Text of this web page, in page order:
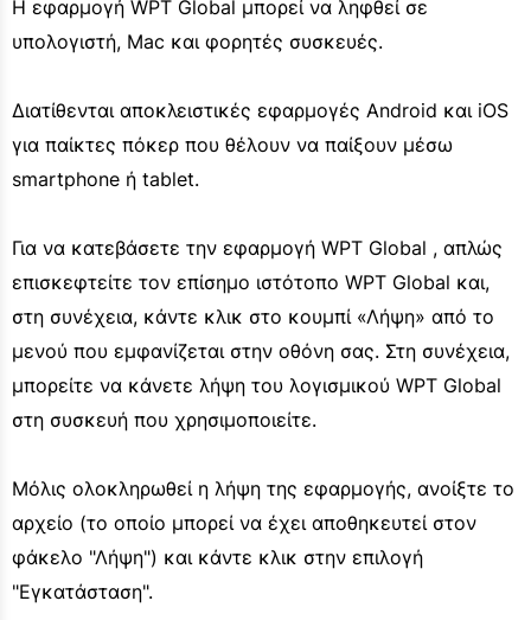
Η εφαρμογή WPT Global μπορεί να ληφθεί σε
υπολογιστή, Mac και φορητές συσκευές.
Διατίθενται αποκλειστικές εφαρμογές Android και iOS
για παίκτες πόκερ που θέλουν να παίξουν μέσω
smartphone ή tablet.
Για να κατεβάσετε την εφαρμογή WPT Global , απλώς
επισκεφτείτε τον επίσημο ιστότοπο WPT Global και,
στη συνέχεια, κάντε κλικ στο κουμπί «Λήψη» από το
μενού που εμφανίζεται στην οθόνη σας. Στη συνέχεια,
μπορείτε να κάνετε λήψη του λογισμικού WPT Global
στη συσκευή που χρησιμοποιείτε.
Μόλις ολοκληρωθεί η λήψη της εφαρμογής, ανοίξτε το
αρχείο (το οποίο μπορεί να έχει αποθηκευτεί στον
φάκελο "Λήψη") και κάντε κλικ στην επιλογή
"Εγκατάσταση".